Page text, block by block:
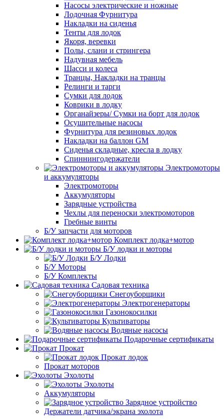
Насосы электрические и ножные
Лодочная Фурнитура
Накладки на сиденья
Тенты для лодок
Якоря, веревки
Полы, слани и стрингера
Надувная мебель
Шасси и колеса
Транцы, Накладки на транцы
Релинги и тарги
Сумки для лодок
Коврики в лодку
Органайзеры/ Сумки на борт для лодок
Осушительные насосы
Фурнитура для резиновых лодок
Накладки на баллон GM
Сиденья складные, кресла в лодку
Спиннингодержатели
Электромоторы
и аккумуляторы
Электромоторы
Аккумуляторы
Зарядные устройства
Чехлы для переноски электромоторов
Гребные винты
Б/У запчасти для моторов
Комплект лодка+мотор
Б/У лодки и моторы
Б/У Лодки
Б/У Моторы
Б/У Комплекты
Садовая техника
Снегоуборщики
Электрогенераторы
Газонокосилки
Культиваторы
Водяные насосы
Подарочные сертификаты
Прокат
Прокат лодок
Прокат моторов
Эхолоты
Эхолоты
Аккумуляторы
Зарядное устройство
Держатели датчика/экрана эхолота